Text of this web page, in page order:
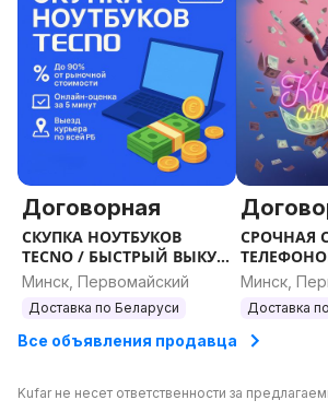
Nikon Coolpix S6600
Nikon Coolpix S6900
Nikon Coolpix S7000
Nikon Coolpix S800c
Nikon Coolpix S8100
Nikon Coolpix S8200
Nikon Coolpix S9100
Nikon Coolpix S9500
Nikon Coolpix S9600
Nikon Coolpix S9700
Nikon Coolpix W100
Nikon Coolpix W150
Nikon Coolpix W300
Nikon Coolpix SQ
Договорная
СКУПКА НОУТБУКОВ
TECNO / БЫСТРЫЙ ВЫКУП
НОУТБУКОВ, ПО ВСЕЙ РБ
Минск, Первомайский
Доставка по Беларуси
СРОЧНАЯ
Минск,
Доставка
Все объявления продавца
Kufar не несет ответственности за